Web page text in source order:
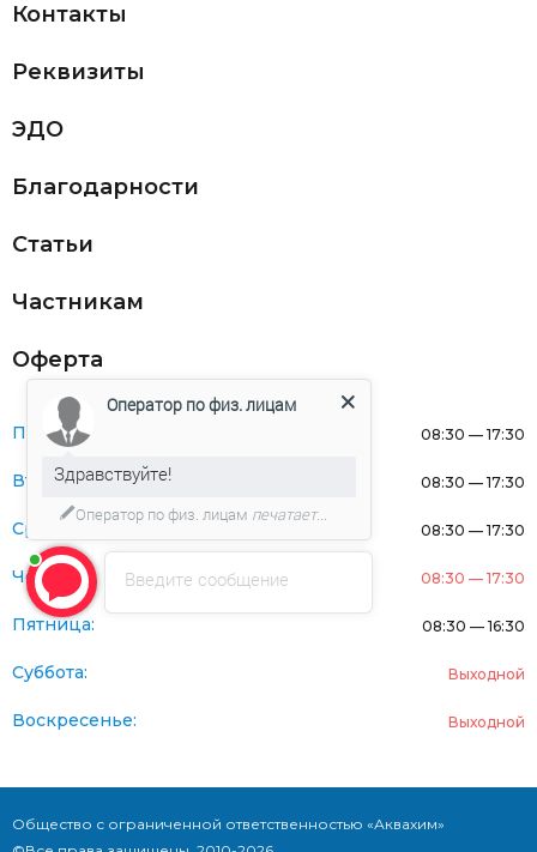
Контакты
Реквизиты
ЭДО
Благодарности
Статьи
Частникам
Оферта
Понедельник: 08:30 — 17:30
Вторник: 08:30 — 17:30
Среда: 08:30 — 17:30
Четверг: 08:30 — 17:30
Пятница: 08:30 — 16:30
Суббота: Выходной
Воскресенье: Выходной
Общество с ограниченной ответственностью «Аквахим»
Введите сообщение
Оператор по физ. лицам
Здравствуйте!
Оператор по физ. лицам печатает...